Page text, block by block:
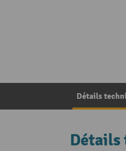
Détails
Détails